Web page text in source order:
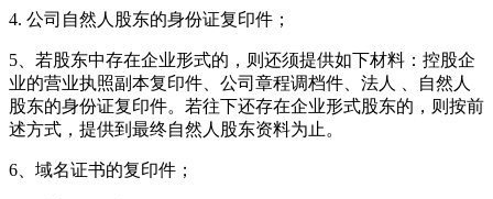
4. 公司自然人股东的身份证复印件；
5、若股东中存在企业形式的，则还须提供如下材料：控股企
业的营业执照副本复印件、公司章程调档件、法人 、自然人
股东的身份证复印件。若往下还存在企业形式股东的，则按前
述方式，提供到最终自然人股东资料为止。
6、域名证书的复印件；